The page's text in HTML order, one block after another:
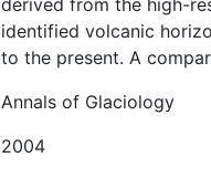
derived from the high-
identified volcanic
to the present. A
Annals of Glaciology
2004